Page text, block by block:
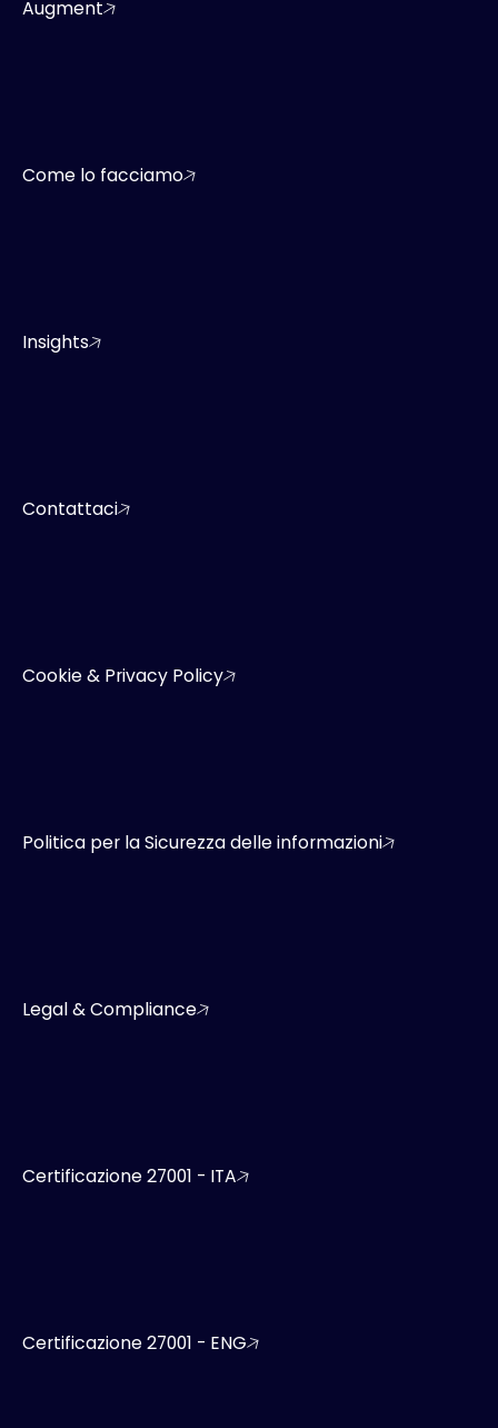
Augment
Come lo facciamo
Insights
Contattaci
Cookie & Privacy Policy
Politica per la Sicurezza delle informazioni
Legal & Compliance
Certificazione 27001 - ITA
Certificazione 27001 - ENG